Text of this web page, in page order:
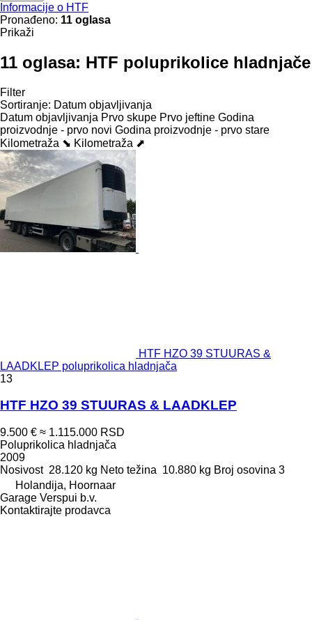
Informacije o HTF
Pronađeno: 11 oglasa
Prikaži
11 oglasa: HTF poluprikolice hladnjače
Filter
Sortiranje: Datum objavljivanja
Datum objavljivanja Prvo skupe Prvo jeftine Godina
proizvodnje - prvo novi Godina proizvodnje - prvo stare
Kilometraža ⬊ Kilometraža ⬈
HTF HZO 39 STUURAS &
LAADKLEP poluprikolica hladnjača
13
HTF HZO 39 STUURAS & LAADKLEP
9.500 € ≈ 1.115.000 RSD
Poluprikolica hladnjača
2009
Nosivost 28.120 kg Neto težina 10.880 kg Broj osovina 3
Holandija, Hoornaar
Garage Verspui b.v.
Kontaktirajte prodavca